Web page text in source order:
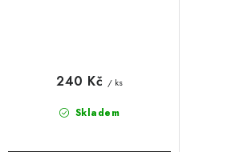
Skladem
240 Kč / ks